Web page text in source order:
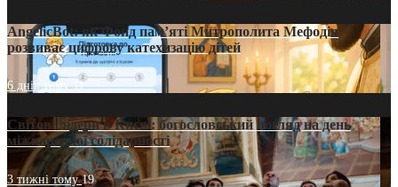
AngelicBot: як Фонд пам’яті Митрополита Мефодія
розвиває цифрову катехизацію дітей
6 днів тому11
Світові лідери в Києві: богословський погляд на день
міжнародної солідарності
3 тижні тому19